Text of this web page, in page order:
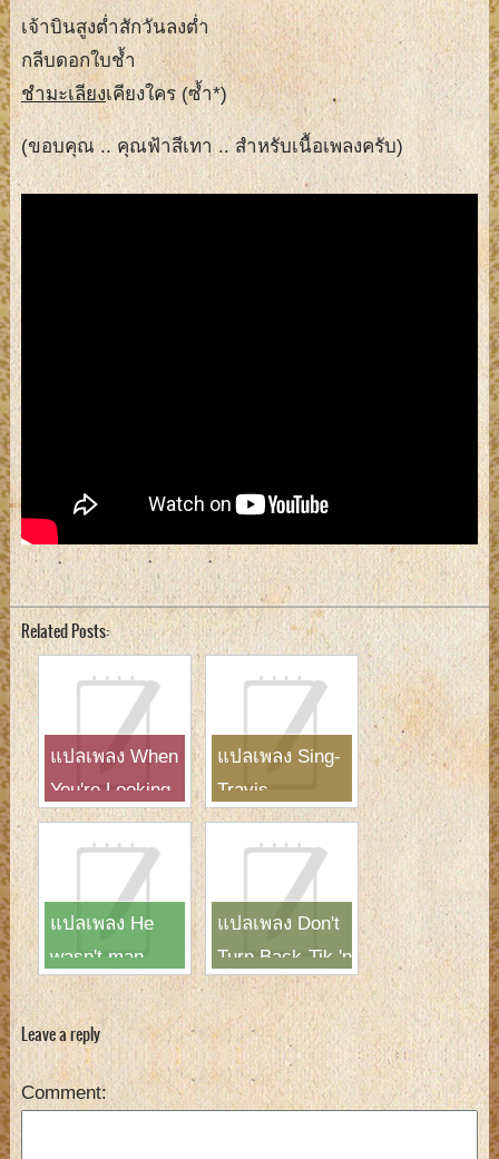
เจ้าบินสูงต่ำสักวันลงต่ำ
กลีบดอกใบช้ำ
ชำมะเลียงเคียงใคร (ซ้ำ*)
(ขอบคุณ .. คุณฟ้าสีเทา .. สำหรับเนื้อเพลงครับ)
Related Posts:
แปลเพลง When
You're Looking
Like That-
Westlife
แปลเพลง Sing-
Travis
แปลเพลง He
wasn't man
enough-Toni
Braxton
แปลเพลง Don't
Turn Back-Tik 'n
Tak
Leave a reply
Comment